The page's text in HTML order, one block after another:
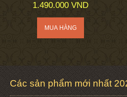
1.490.000 VND
Các sản phẩm mới nhất